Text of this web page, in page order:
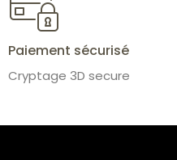
Paiement sécurisé
Cryptage 3D secure